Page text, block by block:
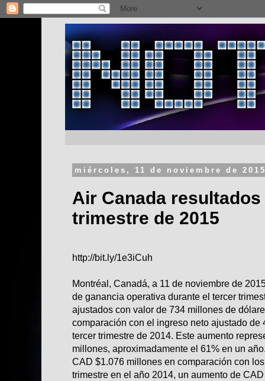
miércoles, 11 de noviembre de
Air Canada
trimestre de 2015
http://bit.ly/1e3iCuh
Montréal, Canadá, a 11 de noviembre de
de ganancia operativa durante el tercer
ajustados con valor de 734 millones de
comparación con el ingreso neto ajustado
tercer trimestre de 2014. Este aumento
millones, aproximadamente el 61% en un
CAD $1.076 millones en comparación con
trimestre en el año 2014, un aumento de